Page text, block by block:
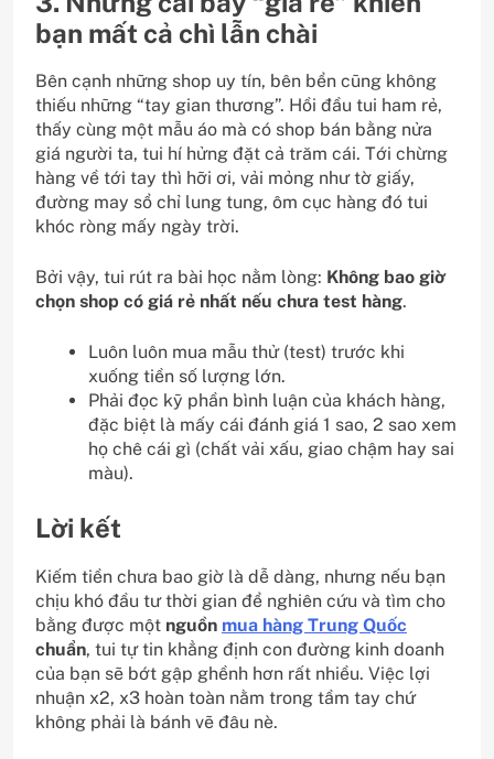
bạn mất cả chì lẫn chài
Bên cạnh những shop uy tín, bên bển cũng không
thiếu những “tay gian thương”. Hồi đầu tui ham rẻ,
thấy cùng một mẫu áo mà có shop bán bằng nửa
giá người ta, tui hí hửng đặt cả trăm cái. Tới chừng
hàng về tới tay thì hỡi ơi, vải mỏng như tờ giấy,
đường may sổ chỉ lung tung, ôm cục hàng đó tui
khóc ròng mấy ngày trời.
Bởi vậy, tui rút ra bài học nằm lòng: Không bao giờ
chọn shop có giá rẻ nhất nếu chưa test hàng.
Luôn luôn mua mẫu thử (test) trước khi
xuống tiền số lượng lớn.
Phải đọc kỹ phần bình luận của khách hàng,
đặc biệt là mấy cái đánh giá 1 sao, 2 sao xem
họ chê cái gì (chất vải xấu, giao chậm hay sai
màu).
Lời kết
Kiếm tiền chưa bao giờ là dễ dàng, nhưng nếu bạn
chịu khó đầu tư thời gian để nghiên cứu và tìm cho
bằng được một nguồn mua hàng Trung Quốc
chuẩn, tui tự tin khẳng định con đường kinh doanh
của bạn sẽ bớt gập ghềnh hơn rất nhiều. Việc lợi
nhuận x2, x3 hoàn toàn nằm trong tầm tay chứ
không phải là bánh vẽ đâu nè.